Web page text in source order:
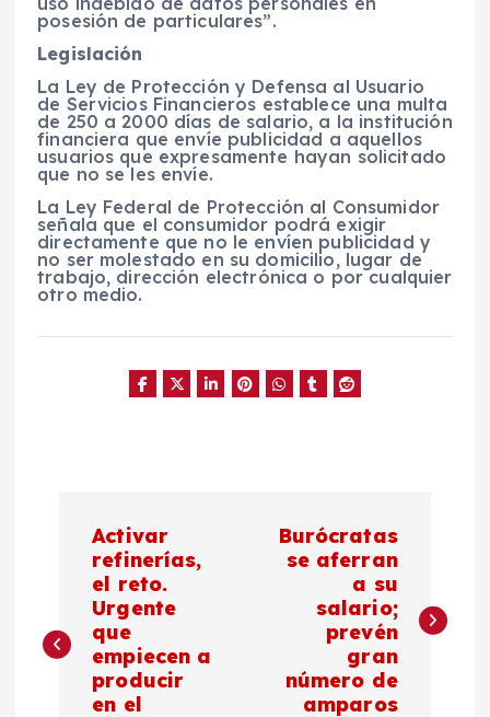
posesión de particulares”.
Legislación
La Ley de Protección y Defensa al Usuario
de Servicios Financieros establece una multa
de 250 a 2000 días de salario, a la institución
financiera que envíe publicidad a aquellos
usuarios que expresamente hayan solicitado
que no se les envíe.
La Ley Federal de Protección al Consumidor
señala que el consumidor podrá exigir
directamente que no le envíen publicidad y
no ser molestado en su domicilio, lugar de
trabajo, dirección electrónica o por cualquier
otro medio.
v
e
Activar
refinerías,
el reto.
Urgente
que
empiecen a
producir
en el
Burócratas
se aferran
a su
salario;
prevén
gran
número de
amparos